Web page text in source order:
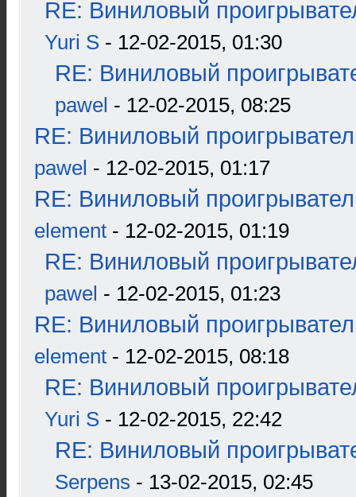
RE: Виниловый
Yuri S - 12-02-2015, 01:30
RE: Виниловый
pawel - 12-02-2015, 08:25
RE: Виниловый
pawel - 12-02-2015, 01:17
RE: Виниловый
element - 12-02-2015, 01:19
RE: Виниловый
pawel - 12-02-2015, 01:23
RE: Виниловый
element - 12-02-2015, 08:18
RE: Виниловый
Yuri S - 12-02-2015, 22:42
RE: Виниловый
Serpens - 13-02-2015, 02:45